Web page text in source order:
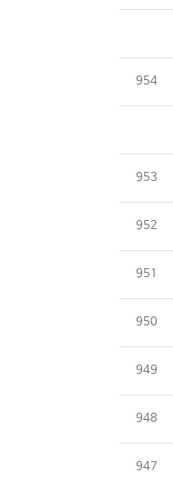
954
953
952
951
950
949
948
947